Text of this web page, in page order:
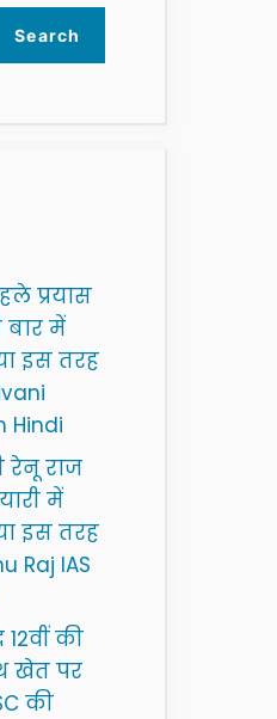
Search
प्रयास
में
इस तरह
Hindi
रेनू राज
में
इस तरह
Raj IAS
की
खेत पर
की